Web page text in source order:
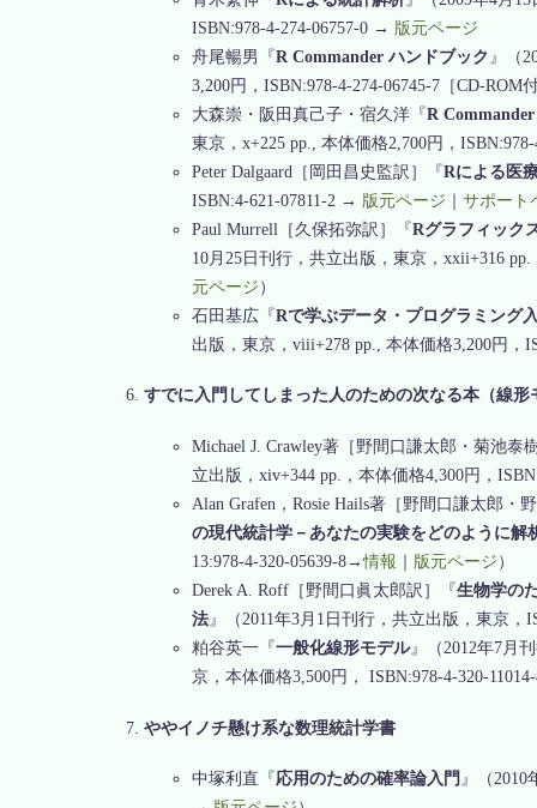
ISBN:978-4-274-06757-0 → 版元ページ
舟尾暢男『R Commander ハンドブック 』（
3,200円，ISBN:978-4-274-06745-7［CD-
大森崇・阪田真己子・宿久洋『R
東京，x+225 pp., 本体価格2,700円，
Peter Dalgaard［岡田昌史監訳］『Rによる医
ISBN:4-621-07811-2 → 版元ページ ｜ サポート
Paul Murrell［久保拓弥訳］『Rグラフィック
10月25日刊行，共立出版，東京，xxii+316
元ページ ）
石田基広『Rで学ぶデータ・プログラミング
出版，東京，viii+278 pp., 本体価格3,200円，
すでに入門してしまった人のための次なる本（線形
Michael J. Crawley著［野間口謙太郎・菊池泰
立出版，xiv+344 pp.，本体価格4,300円，
Alan Grafen，Rosie Hails著［野間口謙太郎・
の現代統計学－あなたの実験をどのように解
13:978-4-320-05639-8→情報 版元ページ ）
Derek A. Roff［野間口眞太郎訳］『生物学の
法 』（2011年3月1日刊行，共立出版，東京
粕谷英一『一般化線形モデル』（2012年7月
京，本体価格3,500円， ISBN:978-4-320-
ややイノチ懸け系な数理統計学書
中塚利直『 応用のための確率論入門 』（2010